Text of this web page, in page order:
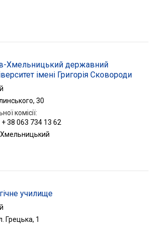
Хмельницький державний
імені Григорія Сковороди
30
комісії:
38 063 734 13 62
училище
Грецька, 1